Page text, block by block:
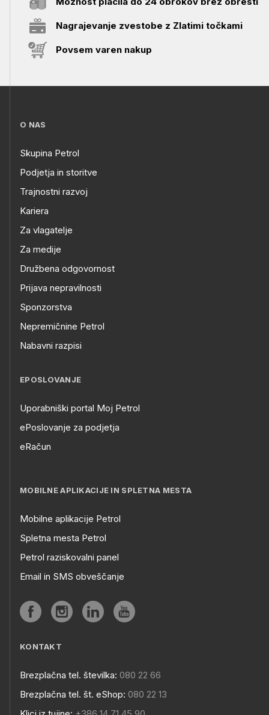
Nagrajevanje zvestobe z Zlatimi točkami
Povsem varen nakup
O NAS
Skupina Petrol
Podjetja in storitve
Trajnostni razvoj
Kariera
Za vlagatelje
Za medije
Družbena odgovornost
Prijava nepravilnosti
Sponzorstva
Nepremičnine Petrol
Nabavni razpisi
EPOSLOVANJE
Uporabniški portal Moj Petrol
ePoslovanje za podjetja
eRačun
MOBILNE APLIKACIJE IN SPLETNA MESTA
Mobilne aplikacije Petrol
Spletna mesta Petrol
Petrol raziskovalni panel
Email in SMS obveščanje
KONTAKT
Brezplačna tel. številka: 080 22 66
Brezplačna tel. št. eShop: 080 22 13